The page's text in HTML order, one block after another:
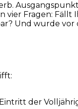
vier Fragen: Fällt
Und wurde
der